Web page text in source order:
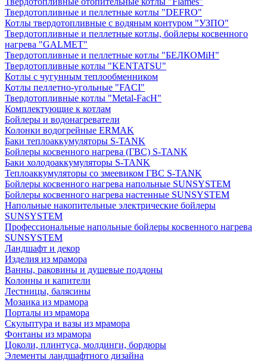
Твердотопливные и пеллетные котлы "DEFRO"
Котлы твердотопливные с водяным контуром "УЗПО"
Твердотопливные и пеллетные котлы, бойлеры косвенного
нагрева "GALMET"
Твердотопливные и пеллетные котлы "БЕЛКОМiН"
Твердотопливные котлы "KENTATSU"
Котлы с чугунным теплообменником
Котлы пеллетно-угольные "FACI"
Твердотопливные котлы "Metal-FacH"
Комплектующие к котлам
Бойлеры и водонагреватели
Колонки водогрейные ERMAK
Баки теплоаккумуляторы S-TANK
Бойлеры косвенного нагрева (ГВС) S-TANK
Баки холодоаккумуляторы S-TANK
Теплоаккумуляторы со змеевиком ГВС S-TANK
Бойлеры косвенного нагрева напольные SUNSYSTEM
Бойлеры косвенного нагрева настенные SUNSYSTEM
Напольные накопительные электрические бойлеры
SUNSYSTEM
Профессиональные напольные бойлеры косвенного нагрева
SUNSYSTEM
Ландшафт и декор
Изделия из мрамора
Ванны, раковины и душевые поддоны
Колонны и капители
Лестницы, балясины
Мозаика из мрамора
Порталы из мрамора
Скульптура и вазы из мрамора
Фонтаны из мрамора
Цоколи, плинтуса, молдинги, бордюры
Элементы ландшафтного дизайна